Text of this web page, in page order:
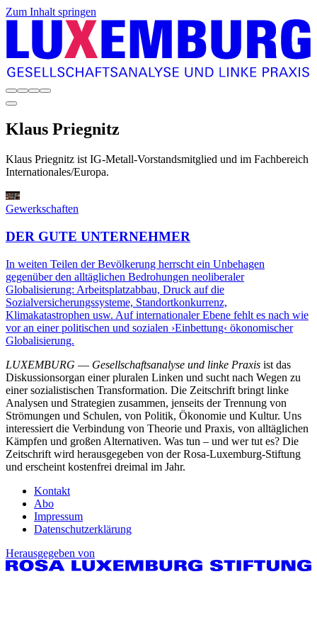
Zum Inhalt springen
Klaus Priegnitz
Klaus Priegnitz ist IG-Metall-Vorstandsmitglied und im Fachbereich
Internationales/Europa.
Gewerkschaften
DER GUTE UNTERNEHMER
In weiten Teilen der Bevölkerung herrscht ein Unbehagen
gegenüber den alltäglichen Bedrohungen neoliberaler
Globalisierung: Arbeitsplatzabbau, Druck auf die
Sozialversicherungssysteme, Standortkonkurrenz,
Klimakatastrophen usw. Auf internationaler Ebene fehlt es nach wie
vor an einer politischen und sozialen ›Einbettung‹ ökonomischer
Globalisierung.
LUXEMBURG — Gesellschaftsanalyse und linke Praxis ist das
Diskussionsorgan einer pluralen Linken und sucht nach Wegen zu
einer sozialistischen Transformation. Die Zeitschrift bringt linke
Analysen und Strategien zusammen, jenseits der Trennung von
Strömungen und Schulen, von Politik, Ökonomie und Kultur. Uns
interessiert die Verbindung von Theorie und Praxis, von alltäglichen
Kämpfen und großen Alternativen. Was tun – und wer tut es? Die
Zeitschrift wird herausgegeben von der Rosa-Luxemburg-Stiftung
und erscheint kostenfrei dreimal im Jahr.
Kontakt
Abo
Impressum
Datenschutzerklärung
Herausgegeben von